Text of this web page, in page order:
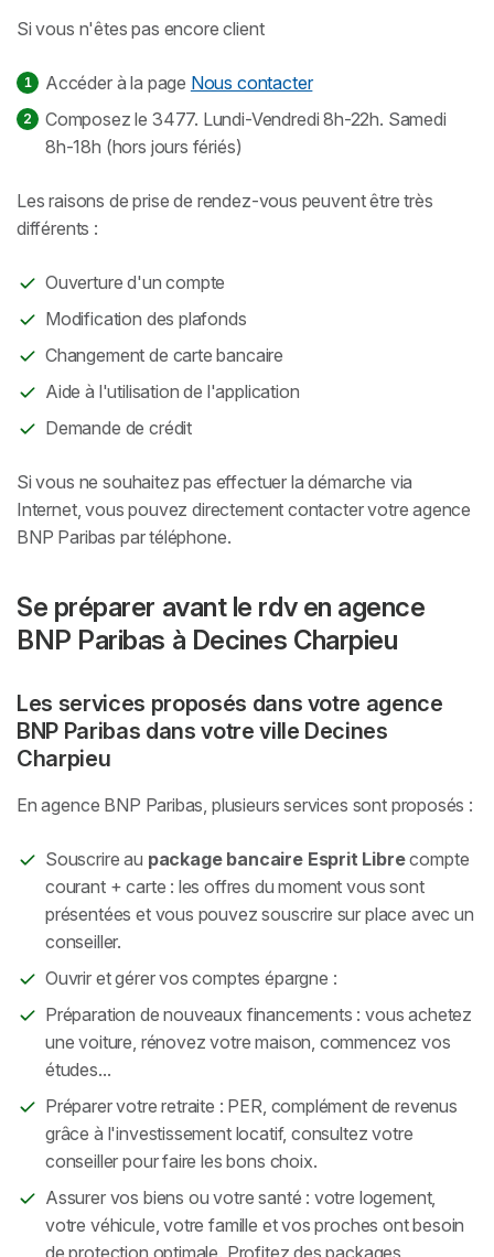
Si vous n'êtes pas encore client
Accéder à la page Nous contacter
Composez le 3477. Lundi-Vendredi 8h-22h. Samedi
8h-18h (hors jours fériés)
Les raisons de prise de rendez-vous peuvent être très
différents :
Ouverture d'un compte
Modification des plafonds
Changement de carte bancaire
Aide à l'utilisation de l'application
Demande de crédit
Si vous ne souhaitez pas effectuer la démarche via
Internet, vous pouvez directement contacter votre agence
BNP Paribas par téléphone.
Se préparer avant le rdv en agence
BNP Paribas à Decines Charpieu
Les services proposés dans votre agence
BNP Paribas dans votre ville Decines
Charpieu
En agence BNP Paribas, plusieurs services sont proposés :
Souscrire au package bancaire Esprit Librecompte
courant + carte : les offres du moment vous sont
présentées et vous pouvez souscrire sur place avec un
conseiller.
Ouvrir et gérer vos comptes épargne :
Préparation de nouveaux financements : vous achetez
une voiture, rénovez votre maison, commencez vos
études...
Préparer votre retraite : PER, complément de revenus
grâce à l'investissement locatif, consultez votre
conseiller pour faire les bons choix.
Assurer vos biens ou votre santé : votre logement,
votre véhicule, votre famille et vos proches ont besoin